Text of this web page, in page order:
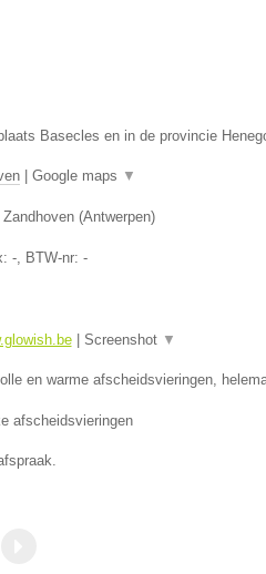
Basecles en in de provincie
| Google maps ▼
Zandhoven(Antwerpen)
-, BTW-nr: -
| Screenshot ▼
en warme afscheidsvieringen,
afscheidsvieringen